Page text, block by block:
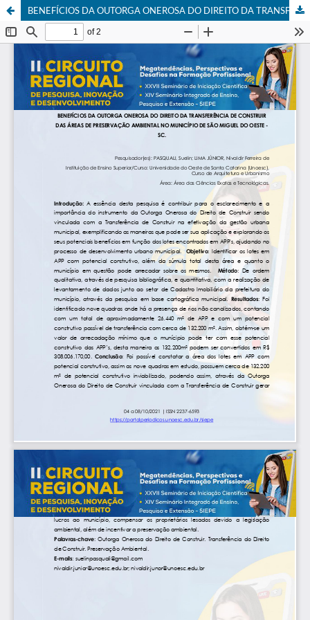
BENEFÍCIOS DA OUTORGA ONEROSA DO DIREITO DA TRANSFERÊNCIA DE CONSTRUIR DAS ÁREAS DE PRESERVAÇÃO AMBIENTAL NO MUNICÍPIO DE SÃO MIGUEL DO OESTE - SC